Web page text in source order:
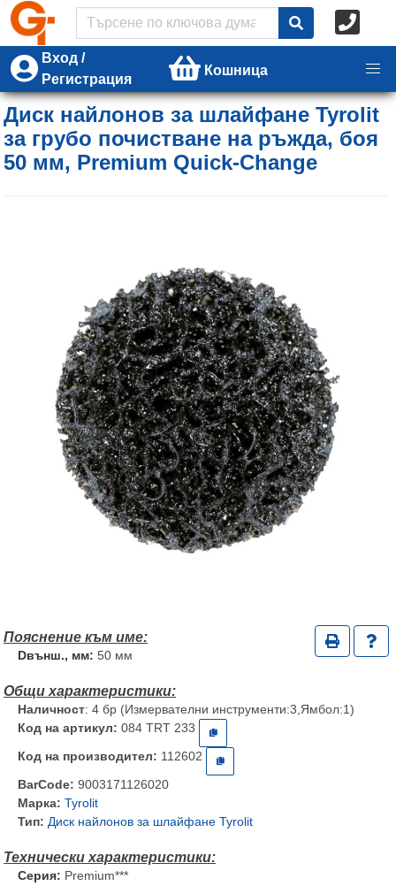
Вход /
Регистрация
Кошница
Диск найлонов за шлайфане Tyrolit
за грубо почистване на ръжда, боя
50 мм, Premium Quick-Change
Dвънш., мм: 50 мм
Наличност: 4 бр (Измервателни инструменти:3,Ямбол:1)
Код на артикул: 084 TRT 233
Код на производител: 112602
BarCode: 9003171126020
Марка: Tyrolit
Тип: Диск найлонов за шлайфане Tyrolit
Серия: Premium***